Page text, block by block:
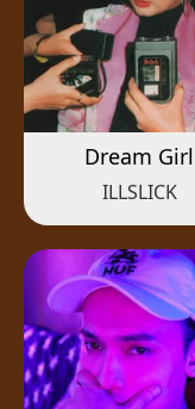
Dream Girl
ILLSLICK